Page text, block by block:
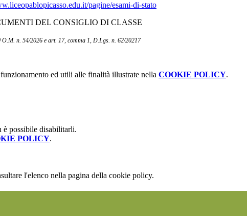
pagine/esami-di-stato
DEL CONSIGLIO DI CLASSE
O.M. n. 54/2026 e art. 17, comma 1, D.Lgs. n. 62/20217
ed utili alle finalità illustrate nella COOKIE POLICY.
è possibile disabilitarli.
POLICY.
l'elenco nella pagina della cookie policy.